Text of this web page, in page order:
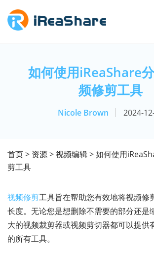
如何使用iReaShare
频修剪工具
Nicole Brown 2024-
首页> 资源>视频编辑> 如何使用
剪工具
视频修剪工具旨在帮助您有效地将视频修
长度。无论您是想删除不需要的部分还是
大的视频裁剪器或视频剪切器都可以提供
的所有工具。